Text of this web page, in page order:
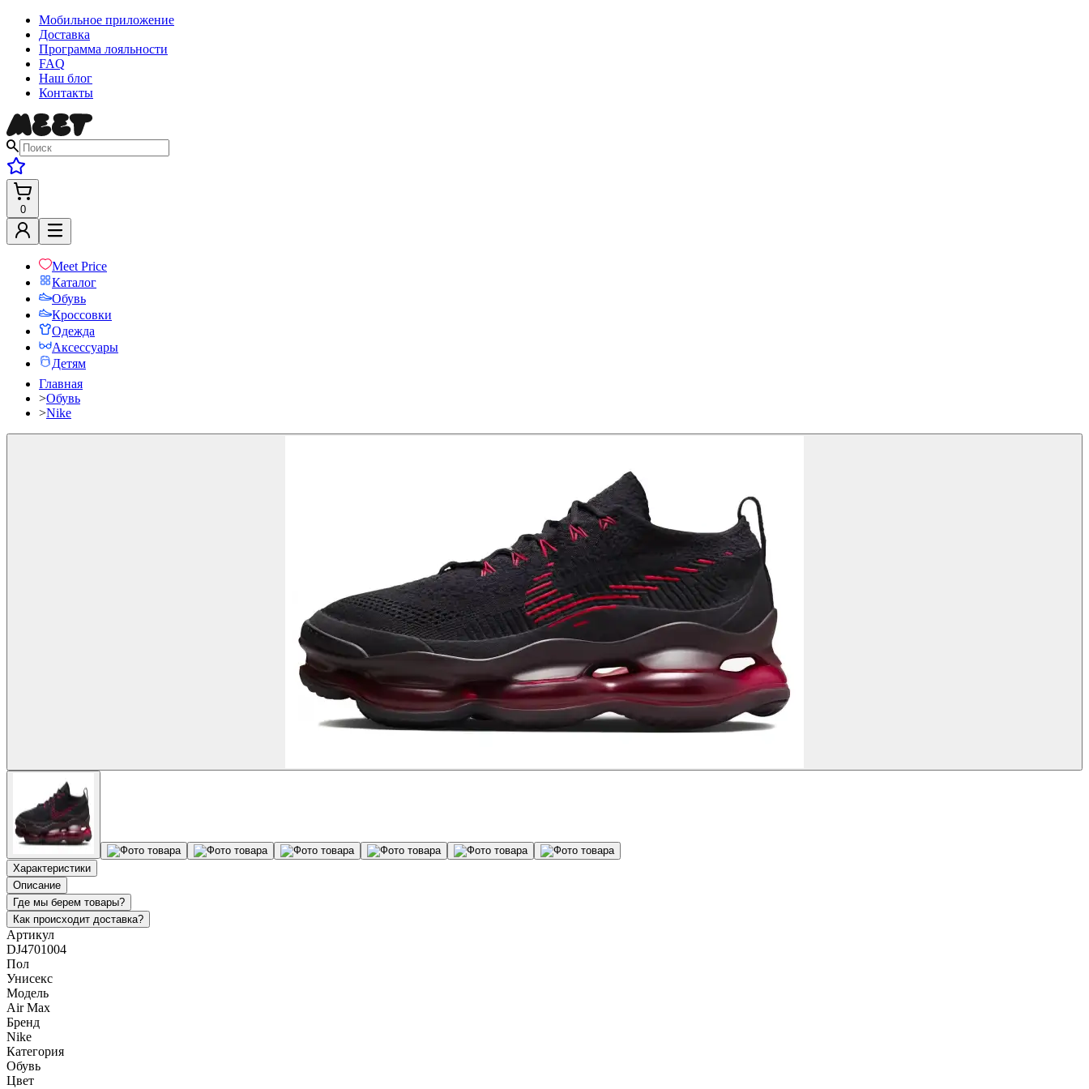
Мобильное приложение
Доставка
Программа лояльности
FAQ
Наш блог
Контакты
0
Meet Price
Каталог
Обувь
Кроссовки
Одежда
Аксессуары
Детям
Главная
>Обувь
>Nike
Характеристики
Описание
Где мы берем товары?
Как происходит доставка?
Артикул
DJ4701004
Пол
Унисекс
Модель
Air Max
Бренд
Nike
Категория
Обувь
Цвет